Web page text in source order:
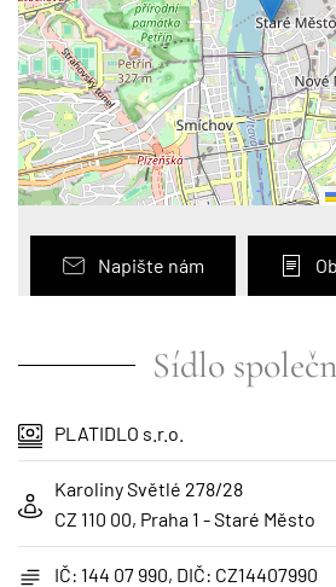
Napište nám
Sídlo
PLATIDLO s.r.o.
Karoliny Světlé 278/28
CZ 110 00, Praha 1 - Staré Město
IČ: 144 07 990, DIČ: CZ14407990